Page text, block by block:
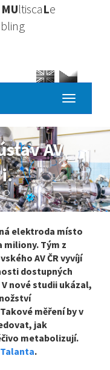
MUltiscaLe
Toggle
elektroda místo
Tým z
AV ČR vyvíjí
dostupných
nové studii ukázal,
měření by v
jak
metabolizují.
Talanta.